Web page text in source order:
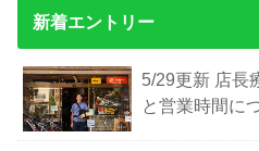
新着エントリー
5/29更新 店長
と営業時間に